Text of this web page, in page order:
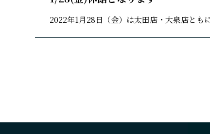
2022年1月28日（金）は太田店・大泉店とも